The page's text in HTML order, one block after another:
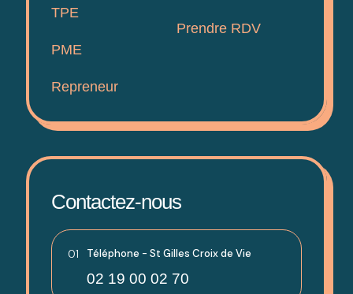
TPE
PME
Repreneur
Prendre RDV
Contactez-nous
01 Téléphone - St Gilles Croix de Vie
02 19 00 02 70